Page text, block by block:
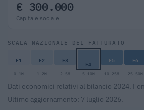
€ 300.000
Capitale sociale
SCALA NAZIONALE DEL FATTURATO
F1 F2 F3 F4 F5 F6
0-1M 1-2M 2-5M 5-10M 10-25M 25-50M
Dati economici relativi al bilancio 2024.
Ultimo aggiornamento: 7 luglio 2026.